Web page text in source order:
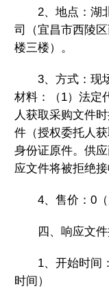
2、地点：湖
司（宜昌市西陵
楼三楼）。
3、方式：现
材料：（1）法定
人获取采购文件
件（授权委托人
身份证原件。供
应文件将被拒绝接
4、售价：0（
四、响应文
1、开始时间
时间）